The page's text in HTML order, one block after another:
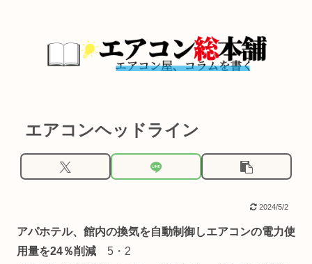
エアコンヘッドライン
2024/5/2
アパホテル、館内の換気を自動制御しエアコンの電力使
用量を24％削減 5・2